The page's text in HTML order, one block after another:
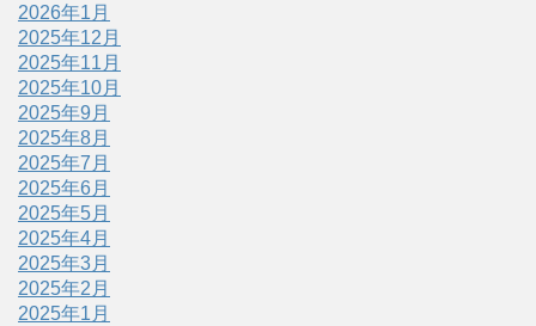
2026年1月
2025年12月
2025年11月
2025年10月
2025年9月
2025年8月
2025年7月
2025年6月
2025年5月
2025年4月
2025年3月
2025年2月
2025年1月